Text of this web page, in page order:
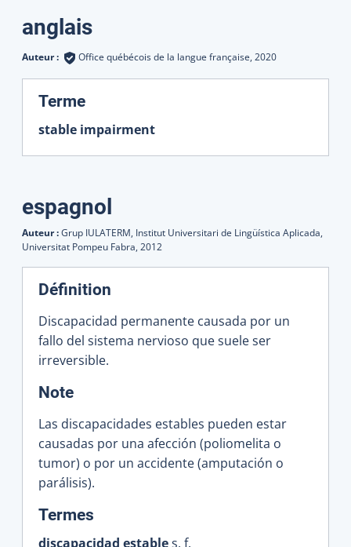
Traductions
anglais
Auteur : Office québécois de la langue française, 2020
Terme:
stable impairment
espagnol
Auteur :Grup IULATERM, Institut Universitari de Lingüística Aplicada,
Universitat Pompeu Fabra, 2012
Définition
Discapacidad permanente causada por un
fallo del sistema nervioso que suele ser
irreversible.
Note:
Las discapacidades estables pueden estar
causadas por una afección (poliomelita o
tumor) o por un accidente (amputación o
parálisis).
Termes
discapacidad estables. f.